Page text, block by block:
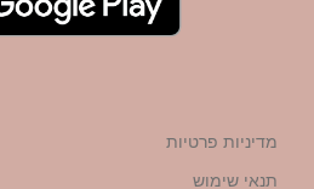
מדיניות פרטיות
תנאי שימוש